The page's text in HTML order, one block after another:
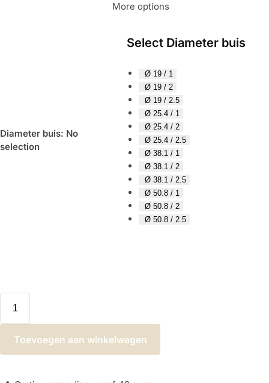
Diameter buis: No
selection
More options
Select Diameter buis
Ø 19 / 1
Ø 19 / 2
Ø 19 / 2.5
Ø 25.4 / 1
Ø 25.4 / 2
Ø 25.4 / 2.5
Ø 38.1 / 1
Ø 38.1 / 2
Ø 38.1 / 2.5
Ø 50.8 / 1
Ø 50.8 / 2
Ø 50.8 / 2.5
Toevoegen aan winkelwagen